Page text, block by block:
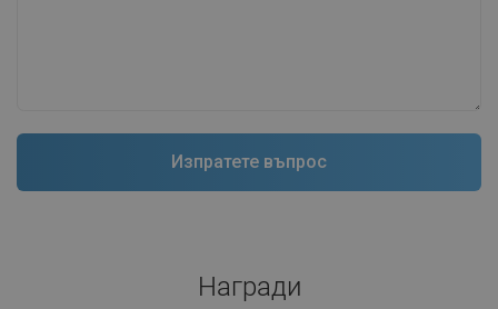
Награди